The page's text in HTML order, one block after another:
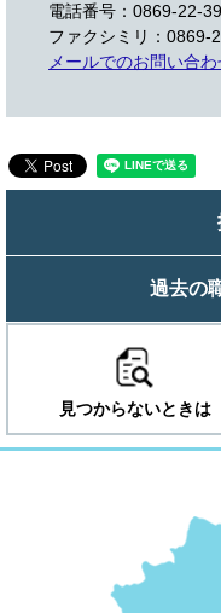
電話番号：0869-22-
ファクシミリ：0869-
メールでのお問い合
過去の
見つからないときは